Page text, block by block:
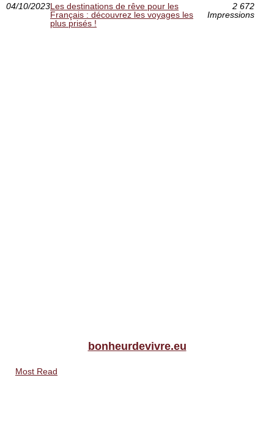
04/10/2023Les destinations de rêve pour les
Français : découvrez les voyages les
plus prisés !
2 672
Impressions
bonheurdevivre.eu
Most Read